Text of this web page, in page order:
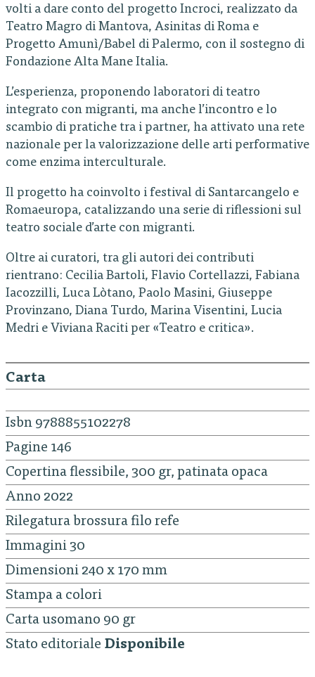
volti a dare conto del progetto Incroci, realizzato da
Teatro Magro di Mantova, Asinitas di Roma e
Progetto Amunì/Babel di Palermo, con il sostegno di
Fondazione Alta Mane Italia.
L’esperienza, proponendo laboratori di teatro
integrato con migranti, ma anche l’incontro e lo
scambio di pratiche tra i partner, ha attivato una rete
nazionale per la valorizzazione delle arti performative
come enzima interculturale.
Il progetto ha coinvolto i festival di Santarcangelo e
Romaeuropa, catalizzando una serie di riflessioni sul
teatro sociale d’arte con migranti.
Oltre ai curatori, tra gli autori dei contributi
rientrano: Cecilia Bartoli, Flavio Cortellazzi, Fabiana
Iacozzilli, Luca Lòtano, Paolo Masini, Giuseppe
Provinzano, Diana Turdo, Marina Visentini, Lucia
Medri e Viviana Raciti per «Teatro e critica».
Carta
Isbn 9788855102278
Pagine 146
Copertina flessibile, 300 gr, patinata opaca
Anno 2022
Rilegatura brossura filo refe
Immagini 30
Dimensioni 240 x 170 mm
Stampa a colori
Carta usomano 90 gr
Stato editoriale Disponibile